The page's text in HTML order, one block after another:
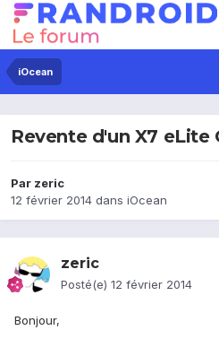
iOcean
Revente d'un X7 eLite
Par zeric
12 février 2014 dans iOcean
zeric
Posté(e) 12 février 2014
Bonjour,